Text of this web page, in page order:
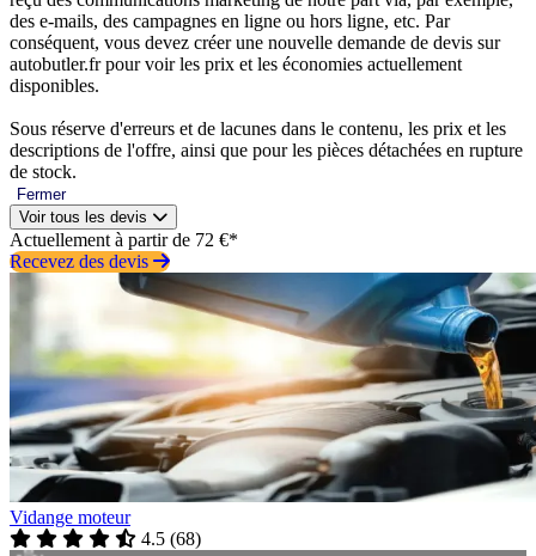
des e-mails, des campagnes en ligne ou hors ligne, etc. Par
conséquent, vous devez créer une nouvelle demande de devis sur
autobutler.fr pour voir les prix et les économies actuellement
disponibles.
Sous réserve d'erreurs et de lacunes dans le contenu, les prix et les
descriptions de l'offre, ainsi que pour les pièces détachées en rupture
de stock.
Fermer
Voir tous les devis
Actuellement à partir de 72 €*
Recevez des devis
Vidange moteur
4.5 (68)